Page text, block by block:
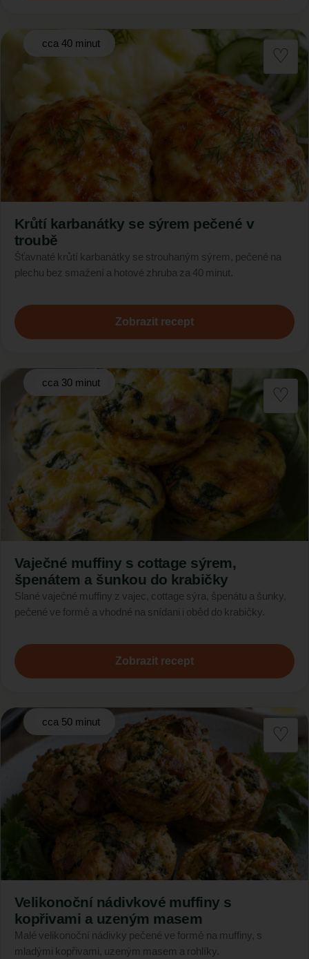
cca 40 minut
Krůtí karbanátky se sýrem pečené v
troubě
Šťavnaté krůtí karbanátky se strouhaným sýrem, pečené na
plechu bez smažení a hotové zhruba za 40 minut.
Zobrazit recept
cca 30 minut
Vaječné muffiny s cottage sýrem,
špenátem a šunkou do krabičky
Slané vaječné muffiny z vajec, cottage sýra, špenátu a šunky,
pečené ve formě a vhodné na snídani i oběd do krabičky.
Zobrazit recept
cca 50 minut
Velikonoční nádivkové muffiny s
kopřivami a uzeným masem
Malé velikonoční nádivky pečené ve formě na muffiny, s
mladými kopřivami, uzeným masem a rohlíky.